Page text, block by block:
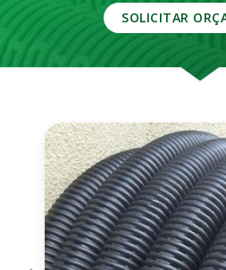
SOLICITAR